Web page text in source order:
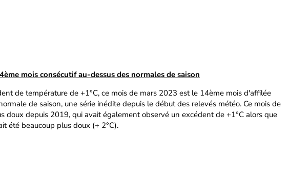
mois consécutif au-dessus des normales de saison
de température de +1°C, ce mois de mars 2023 est le 14ème mois d'affilée
de saison, une série inédite depuis le début des relevés météo. Ce mois de
doux depuis 2019, qui avait également observé un excédent de +1°C alors que
été beaucoup plus doux (+ 2°C).